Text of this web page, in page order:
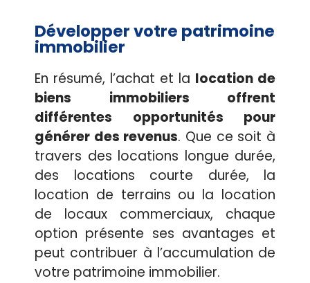
Développer votre patrimoine
immobilier
En résumé, l’achat et la location de
biens immobiliers offrent
différentes opportunités pour
générer des revenus. Que ce soit à
travers des locations longue durée,
des locations courte durée, la
location de terrains ou la location
de locaux commerciaux, chaque
option présente ses avantages et
peut contribuer à l’accumulation de
votre patrimoine immobilier.